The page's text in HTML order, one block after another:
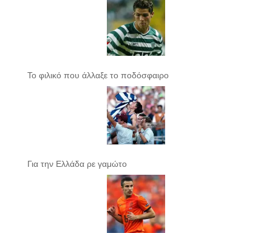
Το φιλικό που άλλαξε το ποδόσφαιρο
Για την Ελλάδα ρε γαμώτο